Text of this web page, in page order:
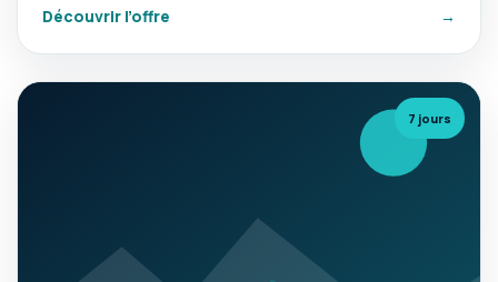
Découvrir l’offre →
7 jours